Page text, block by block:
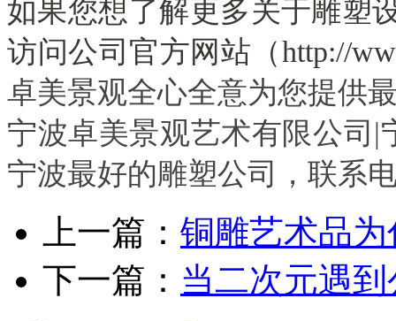
如果您想了解更多关于雕塑
访问公司官方网站（http://
卓美景观全心全意为您提供
宁波卓美景观艺术有限公司|
宁波最好的雕塑公司，联系
上一篇： 铜雕艺术品
下一篇： 当二次元遇